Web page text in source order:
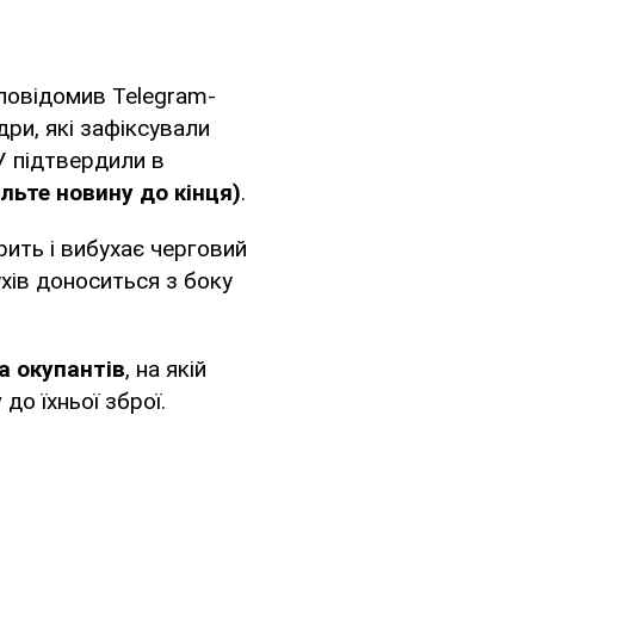
Telegram-
які зафіксували
підтвердили в
новину до кінця).
і вибухає черговий
доноситься з боку
окупантів, на якій
до їхньої зброї.